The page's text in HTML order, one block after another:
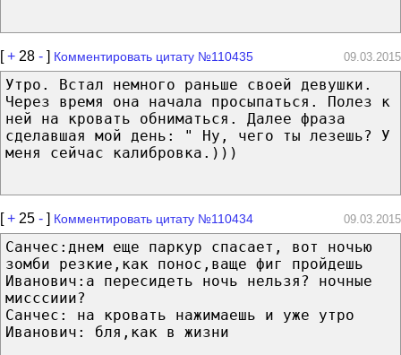
[+ 28 - ] Комментировать цитату №110435 09.03.2015
Утро. Встал немного раньше своей девушки.
Через время она начала просыпаться. Полез к
ней на кровать обниматься. Далее фраза
сделавшая мой день: " Ну, чего ты лезешь? У
меня сейчас калибровка.)))
[+ 25 - ] Комментировать цитату №110434 09.03.2015
Санчес:днем еще паркур спасает, вот ночью
зомби резкие,как понос,ваще фиг пройдешь
Иванович:а пересидеть ночь нельзя? ночные
мисссиии?
Санчес: на кровать нажимаешь и уже утро
Иванович: бля,как в жизни